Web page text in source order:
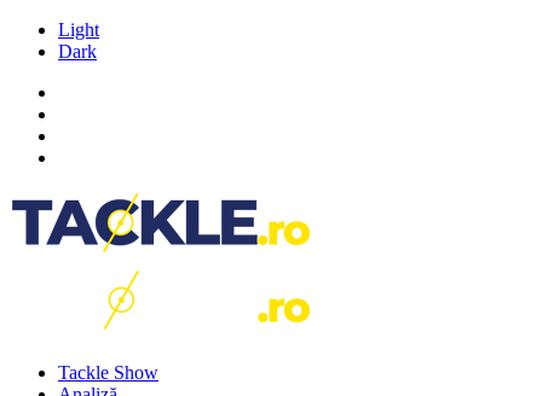
Light
Dark
Tackle Show